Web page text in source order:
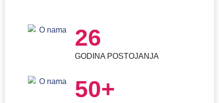
26
GODINA POSTOJANJA
50+